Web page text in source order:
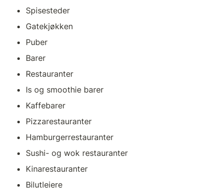
Spisesteder
Gatekjøkken
Puber
Barer
Restauranter
Is og smoothie barer
Kaffebarer
Pizzarestauranter
Hamburgerrestauranter
Sushi- og wok restauranter
Kinarestauranter
Bilutleiere